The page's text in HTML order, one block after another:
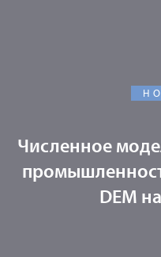
Численное
DEM